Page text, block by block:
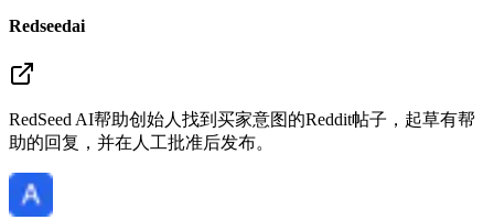
Redseedai
RedSeed AI帮助创始人找到买家意图的Reddit帖子，起草有帮
助的回复，并在人工批准后发布。